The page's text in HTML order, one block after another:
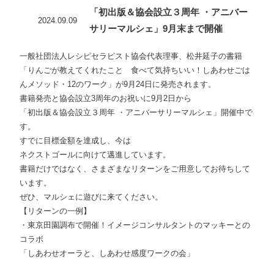
2024.09.09
「初出版＆協会設立３周年 ・アニバー
サリーマルシェ」9月末まで開催
一般社団法人レシピセラピスト協会代表理事、松井延子の書籍
「りんごが教えてくれたこと 食べて気持ちいい！しあわせごは
んメソッド・12のワーク」が9月24日に発売されます。
書籍発売と協会設立3周年のお祝いに9月2日から
「初出版＆協会設立３周年 ・アニバーサリーマルシェ」開催中で
す。
すでに目標金額を達成し、今は
ネクストゴールに向けて邁進しています。
書籍だけではなく、さまざまなリターンをご用意してお待ちして
います。
ぜひ、マルシェに遊びに来てください。
【リターンの一例】
・東京田園調布で開催！イメージコンサルタントのマッキーとの
コラボ
「しあわせオーラと、しあわせ感度ワークの会」